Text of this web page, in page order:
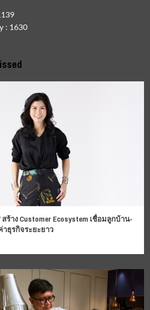
: 1630
สร้าง Customer Ecosystem เชื่อมลูกบ้าน-
ธุรกิจระยะยาว